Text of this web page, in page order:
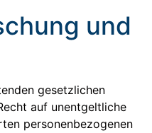
und
gesetzlichen
auf unentgeltliche
personenbezogenen